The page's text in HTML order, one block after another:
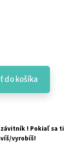
do košíka
závitník ! Pokiaľ sa ti
vyrobíš!